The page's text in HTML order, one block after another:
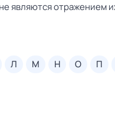
являются отражением
л м н о п